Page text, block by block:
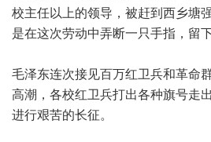
校主任以上的领导，被赶到西乡塘
是在这次劳动中弄断一只手指，留
毛泽东连次接见百万红卫兵和革命
高潮，各校红卫兵打出各种旗号走
进行艰苦的长征。